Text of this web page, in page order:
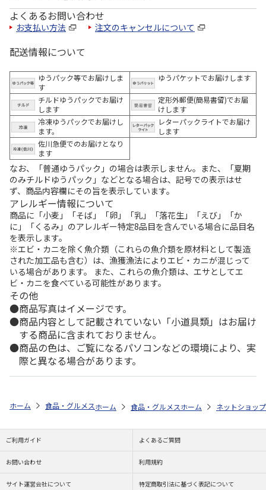
よくあるお問い合わせ
お支払い方法 注文のキャンセルについて
配送情報について
ゆうパック等でお届けしま
す
ゆうパケットでお届けします
チルドゆうパックでお届け
します
定形外郵便(簡易書留)でお届
けします
冷凍ゆうパックでお届けし
ます。
レターパックライトでお届け
します
佐川急便でのお届けとなり
ます
なお、「普通ゆうパック」の場合は表示しません。また、「夏期
のみチルドゆうパック」などとなる場合は、記号での表示はせ
ず、商品内容欄にその旨を表示しています。
アレルギー情報について
商品に「小麦」「そば」「卵」「乳」「落花生」「えび」「か
に」「くるみ」のアレルギー特定8品目を含んでいる場合に品目名
を表示します。
※エビ・カニを除く魚介類（これらの魚介類を原材料として製造
された加工品も含む）は、漁獲漁法によりエビ・カニが混じって
いる場合があります。 また、これらの魚介類は、エサとしてエ
ビ・カニを食べている可能性があります。
その他
商品写真はイメージです。
商品内容として記載されていない「小道具類」はお届け
する商品に含まれておりません。
商品の色は、ご覧になるパソコンなどの環境により、実
際と異なる場合があります。
ホーム 食品・グルメストア 都道府県から探す 和歌山県 皮ぎれ
ホーム 食品・グルメストア ショップ一覧
ホーム ネットショップ
ご利用ガイド よくあるご質問
お問い合わせ 利用規約
サイト運営会社について 特定商取引法に基づく表記について